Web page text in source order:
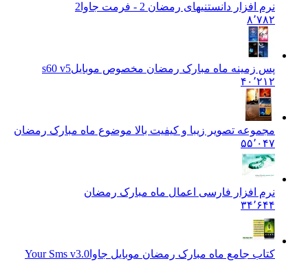
نرم افزار دانستنیهای رمضان 2 - فرمت جاوا
2
۸٬۷۸۲
پس زمینه ماه مبارک رمضان مخصوص موبایلs60 v5
۴۰٬۲۱۲
مجموعه تصویر زیبا و کیفیت بالا موضوع ماه مبارک رمضان
۵۵٬۰۴۷
نرم افزار فارسی اعمال ماه مبارک رمضان
۳۴٬۶۴۴
کتاب جامع ماه مبارک رمضان موبایل جاوا Your Sms v3.0